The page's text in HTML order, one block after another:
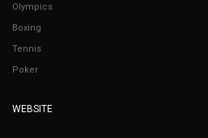
Olympics
Boxing
Tennis
Poker
WEBSITE